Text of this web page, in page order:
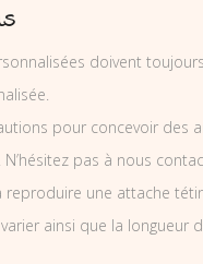
doivent
pour concevoir des
pas à nous
reproduire une attache
ainsi que la longueur